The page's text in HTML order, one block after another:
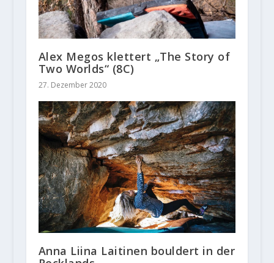
Alex Megos klettert „The Story of
Two Worlds“ (8C)
27. Dezember 2020
Anna Liina Laitinen bouldert in der